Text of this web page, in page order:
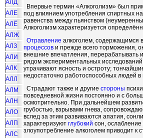
АЛД
АЛЕ
АЛЁ
АЛЖ
АЛЗ
АЛИ
АЛК
АЛЛ
АЛМ
АЛН
АЛО
АЛП
АЛС
Впервые термин «Алкоголизм» был
под влиянием употребления спиртных
равенства между пьянством
Алкоголизм характеризуется
Отравление алкоголем, содержащимся
процессов и прежде всего торможения,
внешние впечатления, перерабатывать
рядом экспериментальных
утрачивают ясность и остроту;
недостаточно работоспособных людей в
Страдают также и другие стороны
повседневной жизни постоянно и с
осмотрительно. При дальнейшем
грубостью, взрывами гнева,
вслед за этим развиваются апатия,
характеризуют глубокий сон,
злоупотребление алкоголем приводит к